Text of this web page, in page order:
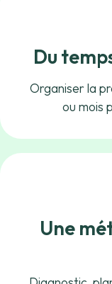
Du
Organiser la
ou mois
Une